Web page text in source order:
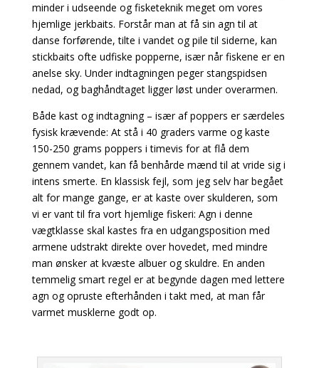
minder i udseende og fisketeknik meget om vores
hjemlige jerkbaits. Forstår man at få sin agn til at
danse forførende, tilte i vandet og pile til siderne, kan
stickbaits ofte udfiske popperne, især når fiskene er en
anelse sky. Under indtagningen peger stangspidsen
nedad, og baghåndtaget ligger løst under overarmen.
Både kast og indtagning – især af poppers er særdeles
fysisk krævende: At stå i 40 graders varme og kaste
150-250 grams poppers i timevis for at flå dem
gennem vandet, kan få benhårde mænd til at vride sig i
intens smerte. En klassisk fejl, som jeg selv har begået
alt for mange gange, er at kaste over skulderen, som
vi er vant til fra vort hjemlige fiskeri: Agn i denne
vægtklasse skal kastes fra en udgangsposition med
armene udstrakt direkte over hovedet, med mindre
man ønsker at kvæste albuer og skuldre. En anden
temmelig smart regel er at begynde dagen med lettere
agn og opruste efterhånden i takt med, at man får
varmet musklerne godt op.